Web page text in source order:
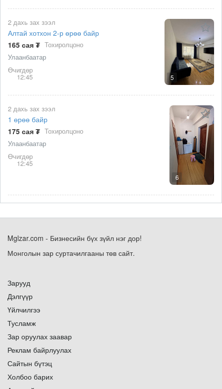
5
2 дахь зах зээл
Алтай хотхон 2-р өрөө байр
165 сая ₮ Тохиролцоно
Улаанбаатар
Өчигдөр
12:45
6
2 дахь зах зээл
1 өрөө байр
175 сая ₮ Тохиролцоно
Улаанбаатар
Өчигдөр
12:45
Mglzar.com - Бизнесийн бүх зүйл нэг дор!
Монголын зар суртачилгааны төв сайт.
Зарууд
Дэлгүүр
Үйлчилгээ
Тусламж
Зар оруулах заавар
Реклам байрлуулах
Сайтын бүтэц
Холбоо барих